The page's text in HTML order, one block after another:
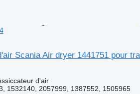
Scania Air dryer 1441751 pour
d'air
1532140, 2057999, 1387552, 1505965